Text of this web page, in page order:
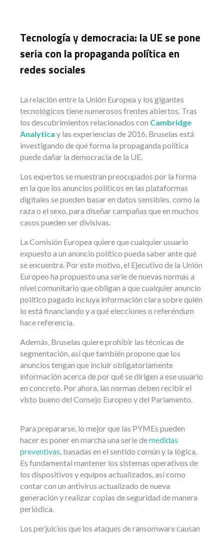
Tecnología y democracia: la UE se pone
seria con la propaganda política en
redes sociales
La relación entre la Unión Europea y los gigantes
tecnológicos tiene numerosos frentes abiertos. Tras
los descubrimientos relacionados con Cambridge
Analytica y las experiencias de 2016, Bruselas está
investigando de qué forma la propaganda política
puede dañar la democracia de la UE.
Los expertos se muestran preocupados por la forma
en la que los anuncios políticos en las plataformas
digitales se pueden basar en datos sensibles. como la
raza o el sexo, para diseñar campañas que en muchos
casos pueden ser divisivas.
La Comisión Europea quiere que cualquier usuario
expuesto a un anuncio político pueda saber ante qué
se encuentra. Por este motivo, el Ejecutivo de la Unión
Europeo ha propuesto una serie de nuevas normas a
nivel comunitario que obligan a que cualquier anuncio
político pagado incluya información clara sobre quién
lo está financiando y a qué elecciones o referéndum
hace referencia.
Además, Bruselas quiere prohibir las técnicas de
segmentación, así que también propone que los
anuncios tengan que incluir obligatoriamente
información acerca de por qué se dirigen a ese usuario
en concreto. Por ahora, las normas deben recibir el
visto bueno del Consejo Europeo y del Parlamento.
Para prepararse, lo mejor que las PYMEs pueden
hacer es poner en marcha una serie demedidas
preventivas, basadas en el sentido común y la lógica.
Es fundamental mantener los sistemas operativos de
los dispositivos y equipos actualizados, así como
contar con un antivirus actualizado de nueva
generación y realizar copias de seguridad de manera
periódica.
Los perjuicios que los ataques de ransomware causan